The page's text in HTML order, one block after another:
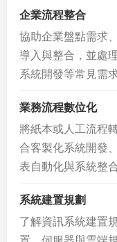
企業流程整合
協助企業盤點需求
導入與整合，並處
系統開發等常見需求
業務流程數位化
將紙本或人工流程
合客製化系統開發
表自動化與系統整
系統建置規劃
了解資訊系統建置